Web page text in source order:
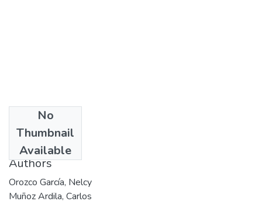
No
Thumbnail
Available
2004-10
Authors
Orozco García, Nelcy
Muñoz Ardila, Carlos